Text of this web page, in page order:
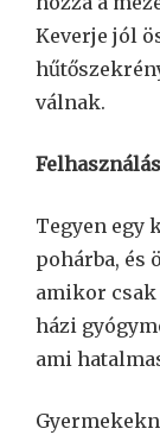
Keverje jól
válnak.
Tegyen egy
pohárba, és
amikor csak
házi
ami